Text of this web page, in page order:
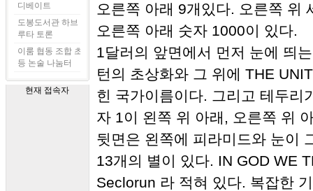
디베이트
도봉도서관 하브
루타 토론
이룸 협동 조합 초
등 논술 나눔터
현재 접속자
오른쪽 아래 9개있다. 오른쪽 위
오른쪽 아래 숫자 1000이 있다.
1달러의 앞면에서 먼저 눈에 띄
턴의 초상화와 그 위에 THE
힌 국가이름이다. 그리고 테두리
자 1이 왼쪽 위 아래, 오른쪽 위
뒷면은 왼쪽에 피라미드와 눈이
13개의 별이 있다. IN GOD WE
Seclorun 라 적혀 있다. 복잡한